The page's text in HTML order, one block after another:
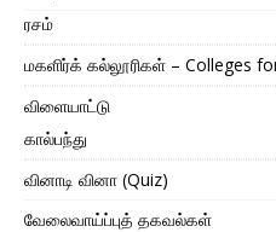
ரசம்
மகளிர்க் கல்லூரிகள் – Colleges
விளையாட்டு
கால்பந்து
வினாடி வினா (Quiz)
வேலைவாய்ப்புத் தகவல்கள்